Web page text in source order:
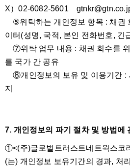
X）02-6082-5601
⑤위탁하는 개인정보 항목 : 채권
이터(성명, 국적, 본인 전화번호, 긴
⑦위탁 업무 내용 : 채권 회수를 위
를 국가 간 공유
⑧개인정보의 보유 및 이용기간 :
지
7. 개인정보의 파기 절차 및 방법에
①<(주)글로벌트러스트네트웍스코
(는) 개인정보 보유기간의 경과, 처